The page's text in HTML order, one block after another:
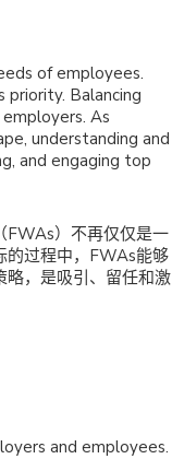
of employees.
priority. Balancing
As
understanding and
and engaging top
FWAs）不再仅仅是一
的过程中，FWAs能够
略，是吸引、留任和激
and employees.